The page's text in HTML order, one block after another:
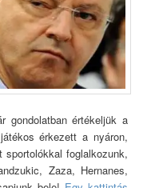
gondolatban értékeljük a
érkezett a nyáron,
foglalkozunk,
Zaza, Hernanes,